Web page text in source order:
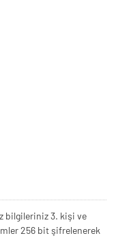
bilgileriniz 3. kişi ve
256 bit şifrelenerek